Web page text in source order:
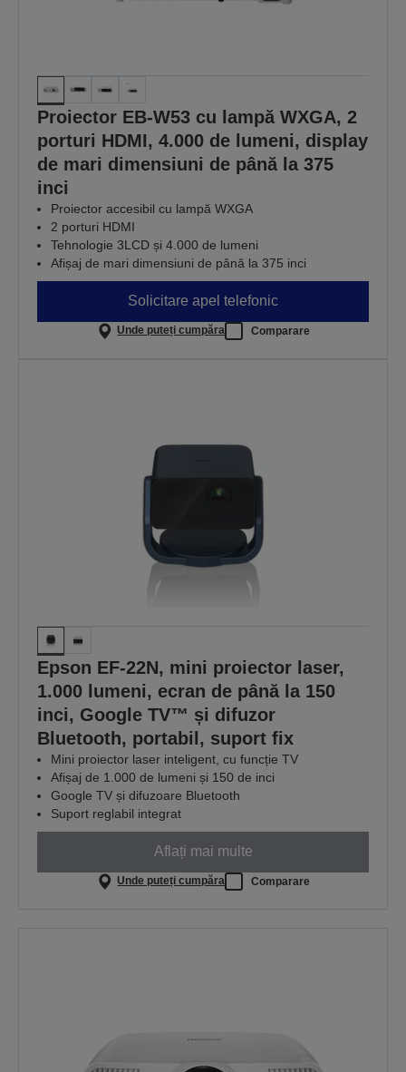
Proiector EB-W53 cu lampă WXGA, 2
porturi HDMI, 4.000 de lumeni, display
de mari dimensiuni de până la 375
inci
Proiector accesibil cu lampă WXGA
2 porturi HDMI
Tehnologie 3LCD și 4.000 de lumeni
Afișaj de mari dimensiuni de până la 375 inci
Solicitare apel telefonic
Unde puteți cumpăra Comparare
Epson EF-22N, mini proiector laser,
1.000 lumeni, ecran de până la 150
inci, Google TV™ și difuzor
Bluetooth, portabil, suport fix
Mini proiector laser inteligent, cu funcție TV
Afișaj de 1.000 de lumeni și 150 de inci
Google TV și difuzoare Bluetooth
Suport reglabil integrat
Aflați mai multe
Unde puteți cumpăra Comparare